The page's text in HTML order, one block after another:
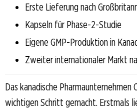
Erste Lieferung nach
Kapseln für Phase-2-Studie
Eigene GMP-Produktion in
Zweiter internationaler Markt
Das kanadische
wichtigen Schritt gemacht. Erstmals